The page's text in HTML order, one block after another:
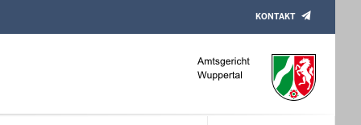
KONTAKT